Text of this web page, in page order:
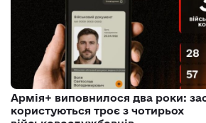
Армія+ виповнилося два роки:
користуються троє з чотирьох